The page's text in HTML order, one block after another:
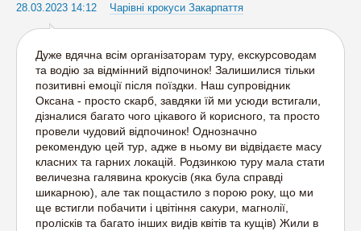
28.03.2023 14:12 Чарівні крокуси Закарпаття
Дуже вдячна всім організаторам туру, екскурсоводам
та водію за відмінний відпочинок! Залишилися тільки
позитивні емоції після поїздки. Наш супровідник
Оксана - просто скарб, завдяки їй ми усюди встигали,
дізналися багато чого цікавого й корисного, та просто
провели чудовий відпочинок! Однозначно
рекомендую цей тур, адже в ньому ви відвідаєте масу
класних та гарних локацій. Родзинкою туру мала стати
величезна галявина крокусів (яка була справді
шикарною), але так пощастило з порою року, що ми
ще встигли побачити і цвітіння сакури, магнолії,
пролісків та багато інших видів квітів та кущів) Жили в